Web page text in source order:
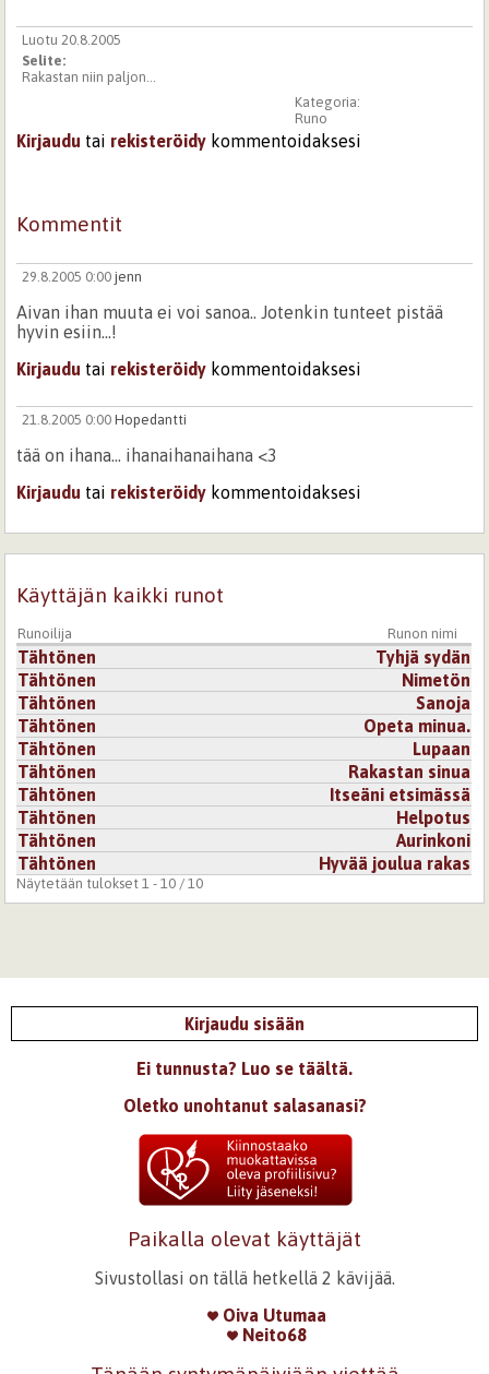
Luotu 20.8.2005
Selite:
Rakastan niin paljon...
Kategoria:
Runo
Kirjaudu tai rekisteröidy kommentoidaksesi
Kommentit
29.8.2005 0:00 jenn
Aivan ihan muuta ei voi sanoa.. Jotenkin tunteet pistää
hyvin esiin...!
Kirjaudu tai rekisteröidy kommentoidaksesi
21.8.2005 0:00 Hopedantti
tää on ihana... ihanaihanaihana <3
Kirjaudu tai rekisteröidy kommentoidaksesi
Käyttäjän kaikki runot
Runoilija Runon nimi
Tähtönen
Tyhjä sydän
Tähtönen
Nimetön
Tähtönen
Sanoja
Tähtönen
Opeta minua.
Tähtönen
Lupaan
Tähtönen
Rakastan sinua
Tähtönen
Itseäni etsimässä
Tähtönen
Helpotus
Tähtönen
Aurinkoni
Tähtönen
Hyvää joulua rakas
Näytetään tulokset 1 - 10 / 10
Kirjaudu sisään
Ei tunnusta? Luo se täältä.
Oletko unohtanut salasanasi?
Paikalla olevat käyttäjät
Sivustollasi on tällä hetkellä 2 kävijää.
Oiva Utumaa
Neito68